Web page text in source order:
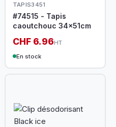
TAPIS3451
#74515 - Tapis
caoutchouc 34x51cm
CHF 6.96HT
En stock